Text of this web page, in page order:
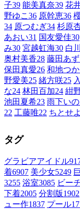
子39 能美真奈39 花
野ゆこ 36 原幹恵36
34 原つむぎ34 杉原
あおい31 国友愛佳30
み30 宮越虹海30 白
奥村美香28 藤田あず
保田真愛26 和地つか
野愛美25 緒方咲25
な24 林田百加24 紺
池田夏希23 雨下いの
22 工藤唯22 ちとせ
タグ
グラビアアイドル
着6907 美少女5249
3255 浴室3085 ビー
下着2005 分割版1902
ュー作1837 プール